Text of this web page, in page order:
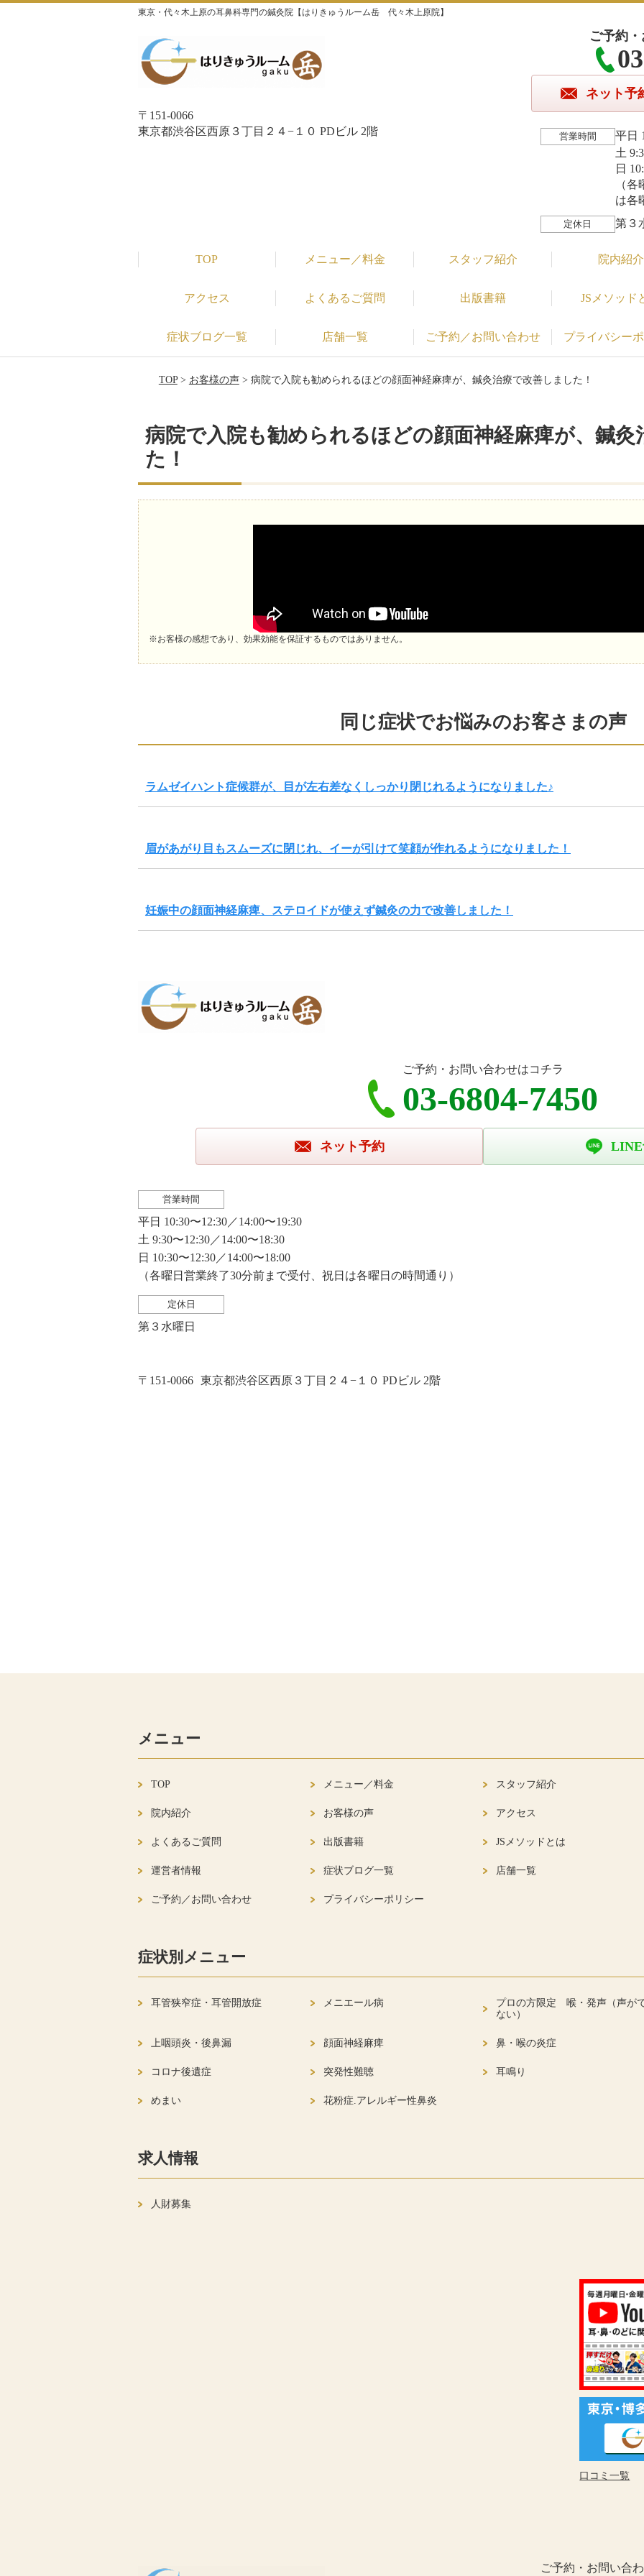
東京・代々木上原の耳鼻科専門の鍼灸院【はりきゅうルーム岳 代々木上原院】
〒151-0066
東京都渋谷区西原３丁目２４−１０ PDビル 2階
ご予約
ネット予
営業時間
平日
土
日
（
は各
定休日 第３
TOP メニュー／料金 スタッフ紹介 院内紹介
アクセス よくあるご質問 出版書籍 JSメソッド
症状ブログ一覧 店舗一覧 ご予約／お問い合わせ プライバシー
TOP> お客様の声> 病院で入院も勧められるほどの顔面神経麻痺が、鍼灸治療で改善しました！
病院で入院も勧められるほどの顔面神経麻痺が、鍼灸
た！
※お客様の感想であり、効果効能を保証するものではありません。
同じ症状でお悩みのお客さまの声
ラムゼイハント症候群が、目が左右差なくしっかり閉じれるようになりました♪
眉があがり目もスムーズに閉じれ、イーが引けて笑顔が作れるようになりました！
妊娠中の顔面神経麻痺、ステロイドが使えず鍼灸の力で改善しました！
ご予約・お問い合わせはコチラ
03-6804-7450
ネット予約 LINE
営業時間
平日 10:30〜12:30／14:00〜19:30
土 9:30〜12:30／14:00〜18:30
日 10:30〜12:30／14:00〜18:00
（各曜日営業終了30分前まで受付、祝日は各曜日の時間通り）
定休日
第３水曜日
〒151-0066 東京都渋谷区西原３丁目２４−１０ PDビル 2階
メニュー
TOP メニュー／料金 スタッフ紹介
院内紹介 お客様の声 アクセス
よくあるご質問 出版書籍 JSメソッドとは
運営者情報 症状ブログ一覧 店舗一覧
ご予約／お問い合わせ プライバシーポリシー
症状別メニュー
耳管狭窄症・耳管開放症 メニエール病
プロの方限定 喉・発声（声が
ない）
上咽頭炎・後鼻漏 顔面神経麻痺 鼻・喉の炎症
コロナ後遺症 突発性難聴 耳鳴り
めまい 花粉症.アレルギー性鼻炎
求人情報
人財募集
口コミ一覧
ご予約・お問い合